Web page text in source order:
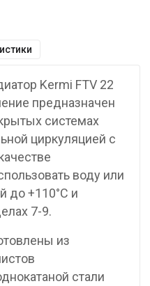
Kermi FTV 22
предназначен
системах
циркуляцией с
воду или
до +110°C и
7-9.
из
стали